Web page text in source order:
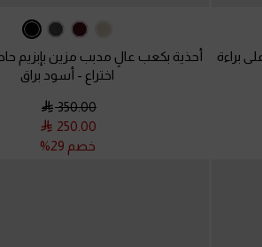
براءة
أحذية بكعب عالٍ مدبب مزين بإبزيم
اختراع - أسود براق
350.00
250.00
خصم 29%